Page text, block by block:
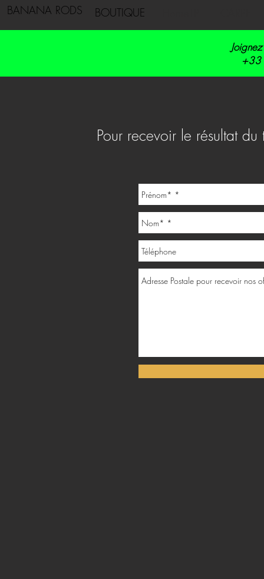
BANANA RODS BOUTIQUE
Pour recevoir le résultat